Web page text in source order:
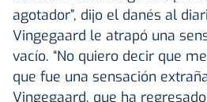
agotador”, dijo el danés al
Vingegaard le atrapó una
vacío. “No quiero decir que
que fue una sensación
Vingegaard, que ha